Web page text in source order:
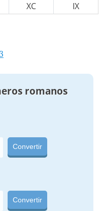
XC IX
romanos
Convertir
Convertir